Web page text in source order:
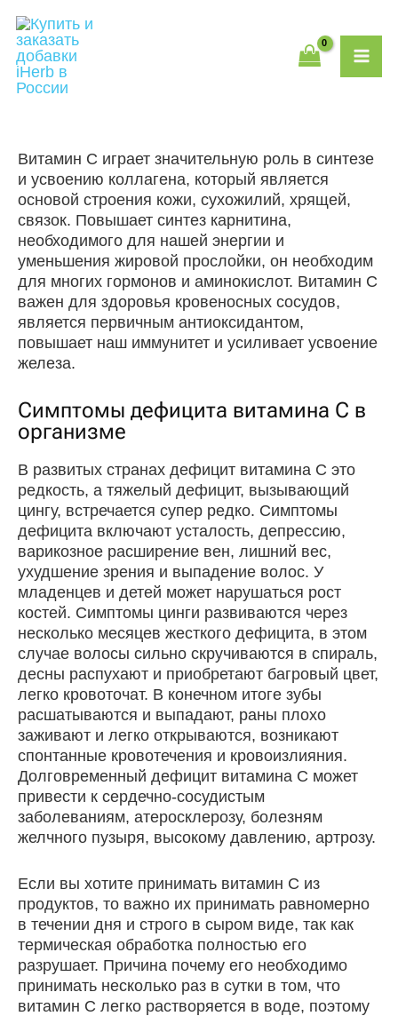
содержимому
Витамин С играет значительную роль в синтезе
и усвоению коллагена, который является
основой строения кожи, сухожилий, хрящей,
связок. Повышает синтез карнитина,
необходимого для нашей энергии и
уменьшения жировой прослойки, он необходим
для многих гормонов и аминокислот. Витамин С
важен для здоровья кровеносных сосудов,
является первичным антиоксидантом,
повышает наш иммунитет и усиливает усвоение
железа.
Симптомы дефицита витамина C в
организме
В развитых странах дефицит витамина С это
редкость, а тяжелый дефицит, вызывающий
цингу, встречается супер ред­ко. Симптомы
дефицита включают усталость, депрессию,
варикозное расширение вен, лишний вес,
ухудшение зрения и выпадение волос. У
младенцев и детей может нарушаться рост
костей. Симптомы цинги развиваются через
несколько месяцев жесткого дефицита, в этом
случае волосы сильно скручиваются в спираль,
десны распухают и приобре­тают багровый цвет,
легко кровоточат. В конечном итоге зубы
расшатываются и вы­падают, раны плохо
заживают и легко открываются, возникают
спонтанные кровотечения и кровоизлияния.
Долговременный дефицит витамина С может
привести к сердечно-сосудистым
заболеваниям, атеросклерозу, болезням
желчного пузыря, высокому давлению, артрозу.
Если вы хотите принимать витамин С из
продуктов, то важно их принимать равномерно
в течении дня и строго в сыром виде, так как
термическая обработка полностью его
разрушает. Причина почему его необходимо
принимать несколько раз в сутки в том, что
витамин С легко растворяется в воде, поэтому